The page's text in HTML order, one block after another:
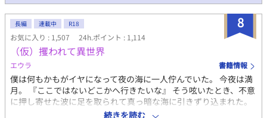
さっさと国に戻るつもりだったのに、次第にアダムもイヴァンか
ら与えられる想いに心が揺らいでいき―― ★皆様の応援のおかげ
で【紙書籍&電子書籍化】が決定しました…！ 読んでくださった
皆様、心からありがとうございます…！ 出版レーベルさんや発売
日などは詳細が決まり次第、作者のXでご報告いたしますね。 引
き続き頑張っていきますので、どうかラストまで読んでいただけ
ると嬉しいです！
8
長編 連載中 R18
お気に入り : 1,507 24h.ポイント : 1,114
（仮）攫われて異世界
エウラ 書籍情報
僕は何もかもがイヤになって夜の海に一人佇んでいた。 今夜は満
月。 『ここではないどこかへ行きたいな』 そう呟いたとき、不意
に押し寄せた波に足を取られて真っ暗な海に引きずり込まれた。
死を感じたが不思議と怖くはなかった。 『このまま、生まれ変わ
続きを読む